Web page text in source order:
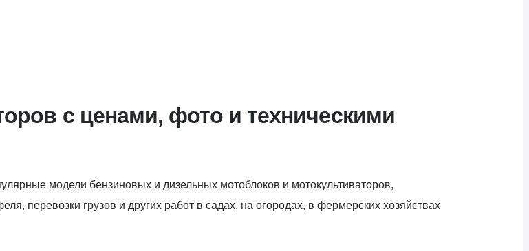
с ценами, фото и техническими
модели бензиновых и дизельных мотоблоков и мотокультиваторов,
перевозки грузов и других работ в садах, на огородах, в фермерских хозяйствах